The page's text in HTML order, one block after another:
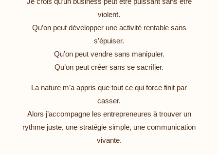
violent.
Qu’on peut développer une activité rentable sans
s’épuiser.
Qu’on peut vendre sans manipuler.
Qu’on peut créer sans se sacrifier.
La nature m’a appris que tout ce qui force finit par
casser.
Alors j’accompagne les entrepreneures à trouver un
rythme juste, une stratégie simple, une communication
vivante.